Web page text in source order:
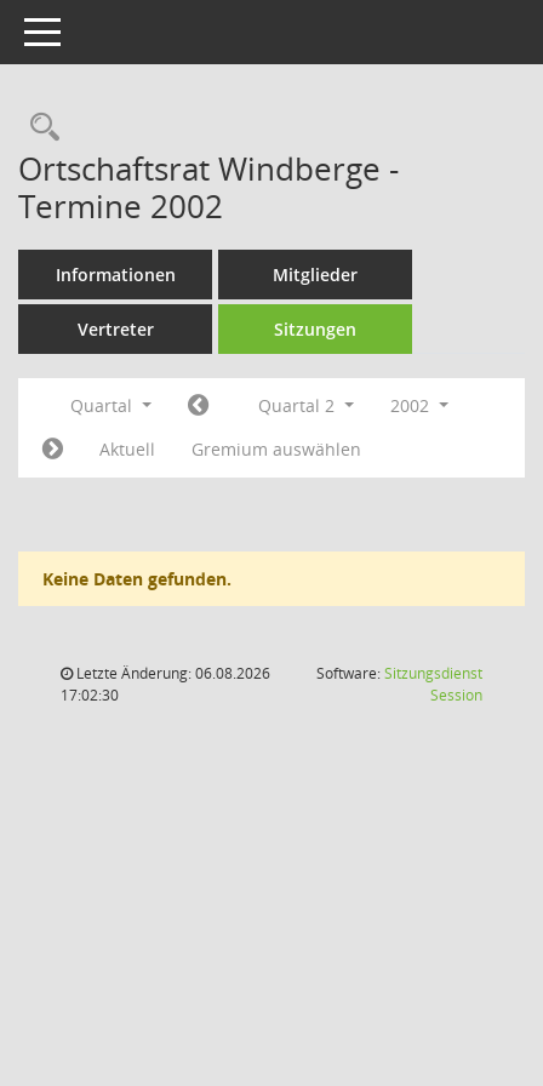
Toggle navigation
Rechercheauswahl
Ortschaftsrat Windberge -
Termine 2002
Informationen Mitglieder
Vertreter Sitzungen
Quartal Quartal 2
2002
Aktuell
Gremium auswählen
Keine Daten gefunden.
Letzte Änderung: 06.08.2026
17:02:30
Software:Sitzungsdienst
Session(Wird in